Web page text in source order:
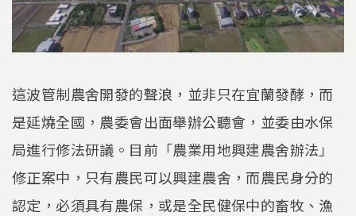
這波管制農舍開發的聲浪，並非只在宜蘭發酵，而
是延燒全國，農委會出面舉辦公聽會，並委由水保
局進行修法研議。目前「農業用地興建農舍辦法」
修正案中，只有農民可以興建農舍，而農民身分的
認定，必須具有農保，或是全民健保中的畜牧、漁